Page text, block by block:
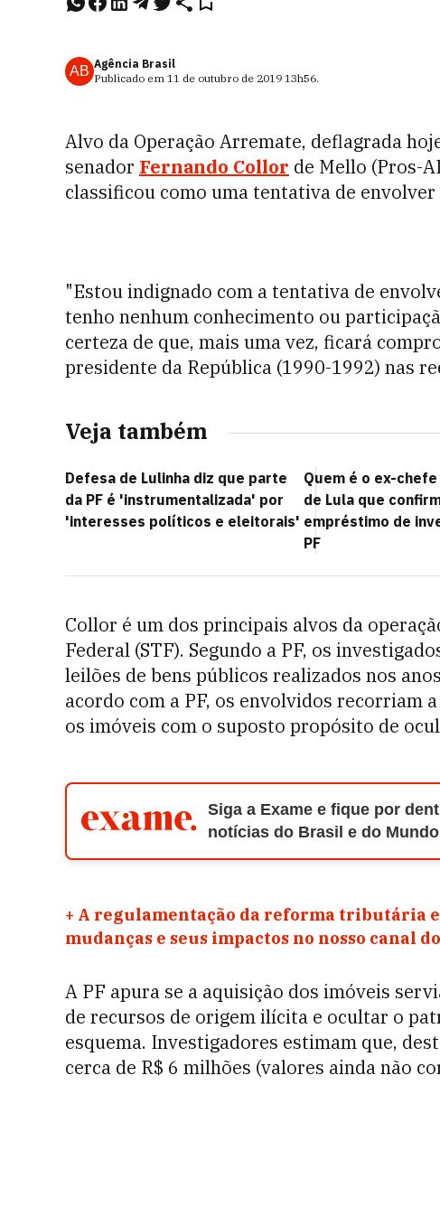
AB Agência Brasil
Publicado em 11 de outubro de 2019 13h56.
Alvo da Operação Arremate, deflagrada
senador Fernando Collor de Mello (Pros-
classificou como uma tentativa de envolver
"Estou indignado com a tentativa de
tenho nenhum conhecimento ou
certeza de que, mais uma vez, ficará
presidente da República (1990-1992) nas
Veja também
Defesa de Lulinha diz que parte
da PF é 'instrumentalizada' por
'interesses políticos e eleitorais'
Quem é o ex-
de Lula que
empréstimo de
PF
Collor é um dos principais alvos da
Federal (STF). Segundo a PF, os
leilões de bens públicos realizados nos
acordo com a PF, os envolvidos recorriam
os imóveis com o suposto propósito de
Siga a Exame e fique por
notícias do Brasil e do Mundo
+ A regulamentação da reforma tributária
mudanças e seus impactos no nosso canal
A PF apura se a aquisição dos imóveis
de recursos de origem ilícita e ocultar o
esquema. Investigadores estimam que,
cerca de R$ 6 milhões (valores ainda não